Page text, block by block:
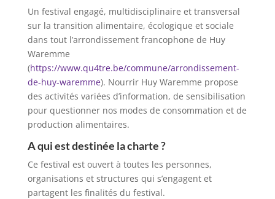
Un festival engagé, multidisciplinaire et transversal
sur la transition alimentaire, écologique et sociale
dans tout l’arrondissement francophone de Huy
Waremme
(https://www.qu4tre.be/commune/arrondissement-
de-huy-waremme). Nourrir Huy Waremme propose
des activités variées d’information, de sensibilisation
pour questionner nos modes de consommation et de
production alimentaires.
A qui est destinée la charte ?
Ce festival est ouvert à toutes les personnes,
organisations et structures qui s’engagent et
partagent les finalités du festival.